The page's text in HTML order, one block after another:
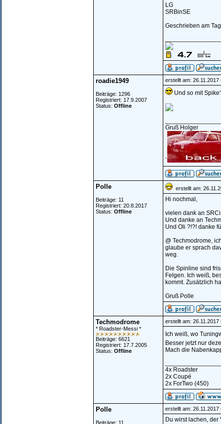
LG
SRBinSE
Geschrieben am
roadie1949
Beiträge: 1296
Registriert: 17.9.2007
Status: Offline
erstellt am: 26.11.2017
Und so mit
Gruß Holger
´
Polle
Beiträge: 11
Registriert: 20.8.2017
Status: Offline
erstellt am:
Hi nochmal,
vielen dank an
Und danke an
Und Oli ?!?! danke
@ Techmodrome,
glaube er sprach
weg.
Die Spinline sind
Felgen. Ich weiß,
kommt. Zusätzlich
Gruß Polle
Techmodrome
* Roadster-Messi *
Beiträge: 6621
Registriert: 17.7.2005
Status: Offline
erstellt am: 26.11.2017
Ich weiß, wo
Besser jetzt nur
Mach die
4x Roadster
2x Coupé
2x ForTwo (450)
Polle
Beiträge: 11
erstellt am: 26.11.2017
Du wirst lachen,